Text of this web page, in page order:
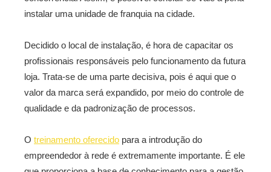
instalar uma unidade de franquia na cidade.
Decidido o local de instalação, é hora de capacitar os
profissionais responsáveis pelo funcionamento da futura
loja. Trata-se de uma parte decisiva, pois é aqui que o
valor da marca será expandido, por meio do controle de
qualidade e da padronização de processos.
O treinamento oferecido para a introdução do
empreendedor à rede é extremamente importante. É ele